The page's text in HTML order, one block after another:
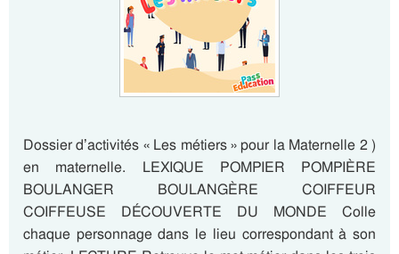
Dossier d’activités « Les métiers » pour la Maternelle 2 )
en maternelle. LEXIQUE POMPIER POMPIÈRE
BOULANGER BOULANGÈRE COIFFEUR
COIFFEUSE DÉCOUVERTE DU MONDE Colle
chaque personnage dans le lieu correspondant à son